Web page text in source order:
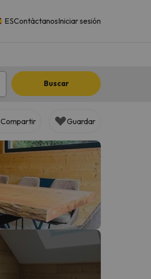
ESContáctanosIniciar sesión
Buscar
Compartir Guardar